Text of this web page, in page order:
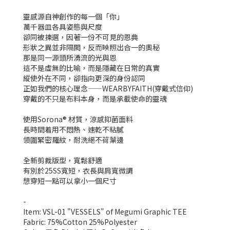
靈感源自神創作的每一個「你」
萬千器皿各具姿態與尺度
卻同被揀選，因著一份不可見的恩典
形狀之異並非隔閡，反而映照出合一的奧秘
那是同一源頭所湧流的光與恩
這不是虛無的比喻，而是隱藏在日常的真實
縱使外在不同，卻指向更深的身份認同
正如我們的核心理念——WEARBYFAITH(穿戴式信仰)
穿戴的不只是布料本身，而是承載使命的靈魂
使用Sorona® 材質，涼感抑菌面料
長時間着用不悶熱、速乾不粘膩
領圍緊密羅紋，耐洗絕不荷葉邊
全新剪裁版型，寬鬆舒適
有別於25SS寬短，衣長與肩寬微調
想穿短一點可以拿小一個尺寸
-
Item: VSL-01 "VESSELS" of Megumi Graphic TEE
Fabric: 75%Cotton 25%Polyester